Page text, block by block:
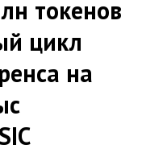
токенов
цикл
на